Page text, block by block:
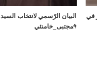
في
‏البيان الرّسمي لانتخاب السيد
‎#مجتبى_خامنئي